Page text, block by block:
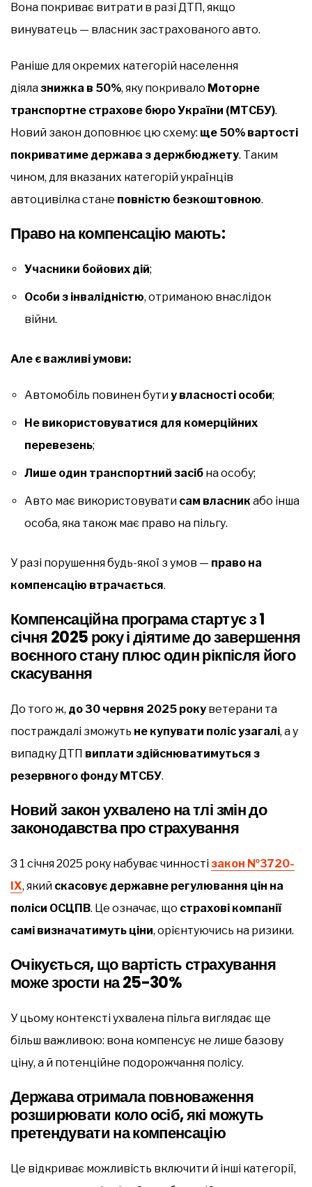
Вона покриває витрати в разі ДТП, якщо
винуватець — власник застрахованого авто.
Раніше для окремих категорій населення
діялазнижка в 50%, яку покривало Моторне
транспортне страхове бюро України (МТСБУ).
Новий закон доповнює цю схему: ще 50% вартості
покриватиме держава з держбюджету. Таким
чином, для вказаних категорій українців
автоцивілка стане повністю безкоштовною.
Право на компенсацію мають:
Учасники бойових дій;
Особи з інвалідністю, отриманою внаслідок
війни.
Але є важливі умови:
Автомобіль повинен бутиу власності особи;
Не використовуватися для комерційних
перевезень;
Лише один транспортний засіб на особу;
Авто має використовувати сам власник або інша
особа, яка також має право на пільгу.
У разі порушення будь-якої з умов — право на
компенсацію втрачається.
Компенсаційна програма стартує з 1
січня 2025 року і діятиме до завершення
воєнного стану плюс один рікпісля його
скасування
До того ж, до 30 червня 2025 року ветерани та
постраждалі зможуть не купувати поліс узагалі, а у
випадку ДТП виплати здійснюватимуться з
резервного фонду МТСБУ.
Новий закон ухвалено на тлі змін до
законодавства про страхування
З 1 січня 2025 року набуває чинностізакон №3720-
ІХ, який скасовує державне регулювання цін на
поліси ОСЦПВ. Це означає, що страхові компанії
самі визначатимуть ціни, орієнтуючись на ризики.
Очікується, що вартість страхування
може зрости на 25-30%
У цьому контексті ухвалена пільга виглядає ще
більш важливою: вона компенсує не лише базову
ціну, а й потенційне подорожчання полісу.
Держава отримала повноваження
розширювати коло осіб, які можуть
претендувати на компенсацію
Це відкриває можливість включити й інші категорії,